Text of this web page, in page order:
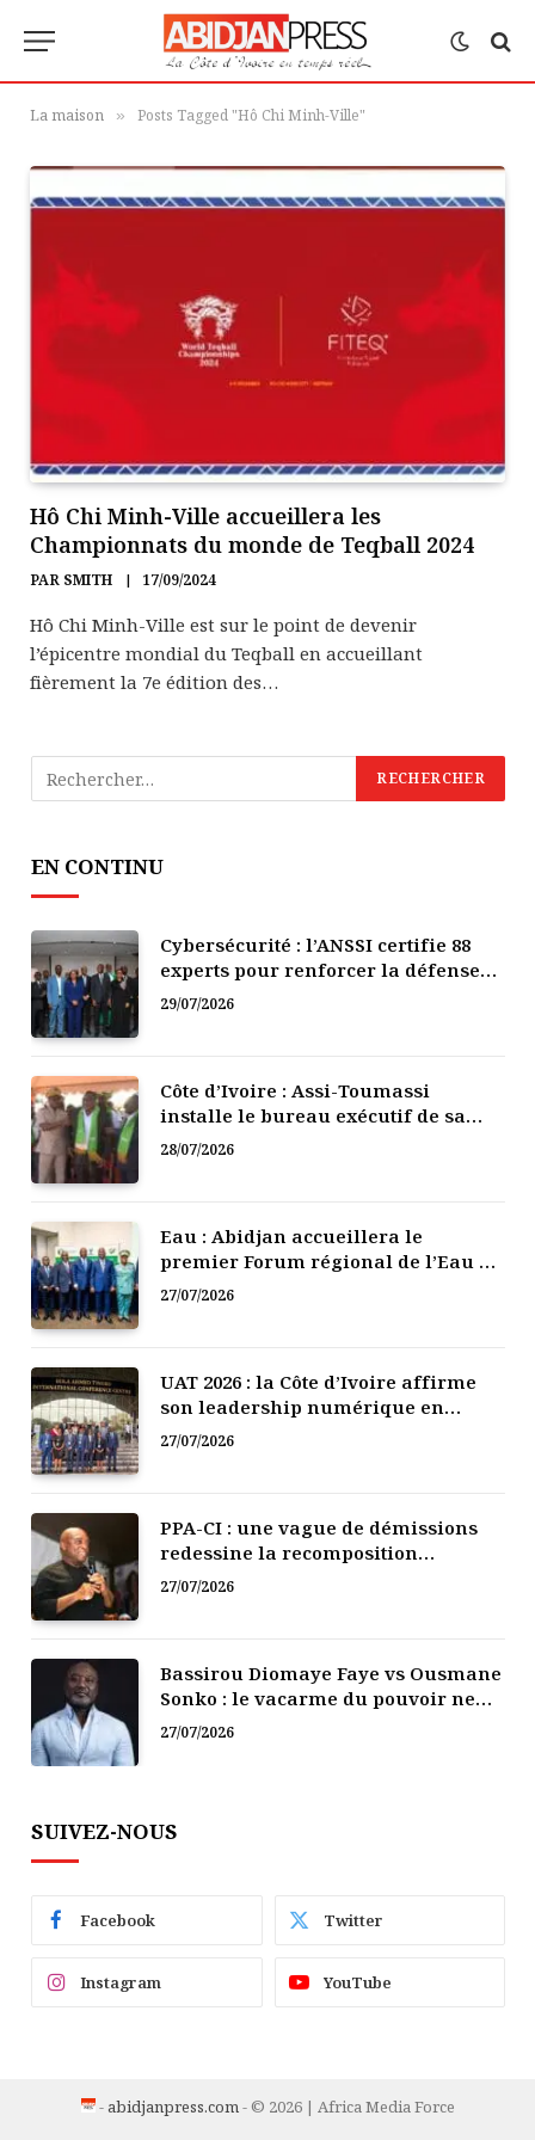
La maison » Posts Tagged "Hô Chi Minh-Ville"
Hô Chi Minh-Ville accueillera les
Championnats du monde de Teqball 2024
PAR SMITH 17/09/2024
Hô Chi Minh-Ville est sur le point de devenir
l’épicentre mondial du Teqball en accueillant
fièrement la 7e édition des…
EN CONTINU
Cybersécurité : l’ANSSI certifie 88
experts pour renforcer la défense
numérique de la Côte d’Ivoire
29/07/2026
Côte d’Ivoire : Assi-Toumassi
installe le bureau exécutif de sa
mutuelle de développement
28/07/2026
Eau : Abidjan accueillera le
premier Forum régional de l’Eau de
l’Afrique de l’Ouest
27/07/2026
UAT 2026 : la Côte d’Ivoire affirme
son leadership numérique en
Afrique
27/07/2026
PPA-CI : une vague de démissions
redessine la recomposition
politique
27/07/2026
Bassirou Diomaye Faye vs Ousmane
Sonko : le vacarme du pouvoir ne
doit pas faire oublier les liens de la
27/07/2026
SUIVEZ-NOUS
Facebook Twitter
Instagram YouTube
- abidjanpress.com- © 2026 | Africa Media Force